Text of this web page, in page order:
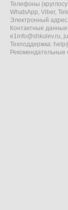
Телефоны
WhatsApp, Viber,
Электронный
Контактные
e1info@shkulev.ru,
Техподдержка:
Рекомендательные